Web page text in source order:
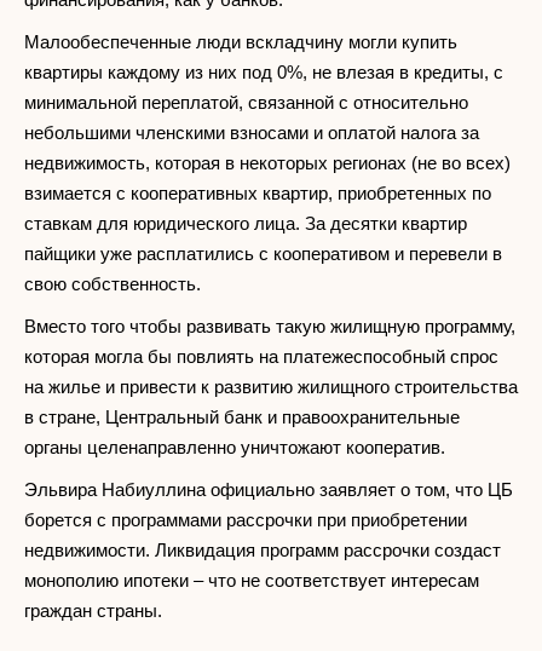
Малообеспеченные люди вскладчину могли купить
квартиры каждому из них под 0%, не влезая в кредиты, с
минимальной переплатой, связанной с относительно
небольшими членскими взносами и оплатой налога за
недвижимость, которая в некоторых регионах (не во всех)
взимается с кооперативных квартир, приобретенных по
ставкам для юридического лица. За десятки квартир
пайщики уже расплатились с кооперативом и перевели в
свою собственность.
Вместо того чтобы развивать такую жилищную программу,
которая могла бы повлиять на платежеспособный спрос
на жилье и привести к развитию жилищного строительства
в стране, Центральный банк и правоохранительные
органы целенаправленно уничтожают кооператив.
Эльвира Набиуллина официально заявляет о том, что ЦБ
борется с программами рассрочки при приобретении
недвижимости. Ликвидация программ рассрочки создаст
монополию ипотеки – что не соответствует интересам
граждан страны.